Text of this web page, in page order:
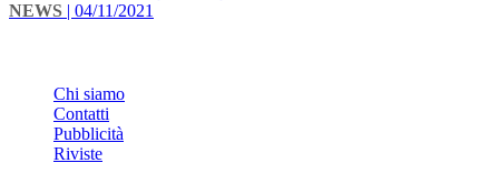
NEWS | 04/11/2021
Chi siamo
Contatti
Pubblicità
Riviste